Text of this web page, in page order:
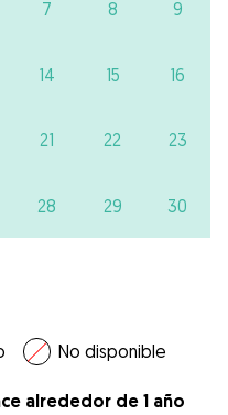
7 8 9
14 15 16
21 22 23
28 29 30
No disponible
alrededor de 1 año